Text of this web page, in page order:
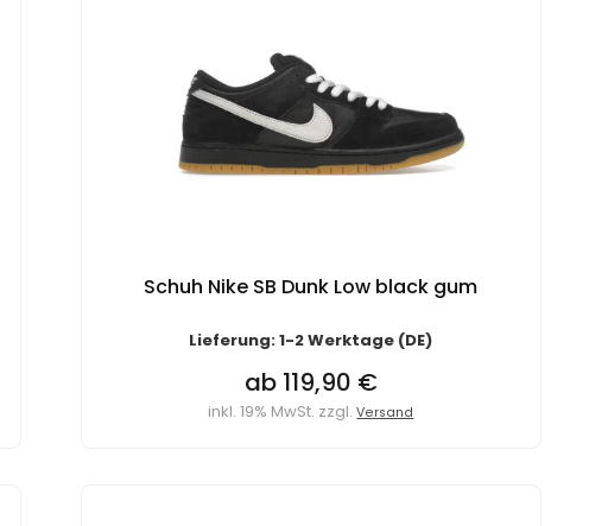
Schuh Nike SB Dunk Low black gum
Lieferung: 1-2 Werktage (DE)
ab 119,90 €
inkl. 19% MwSt. zzgl.Versand